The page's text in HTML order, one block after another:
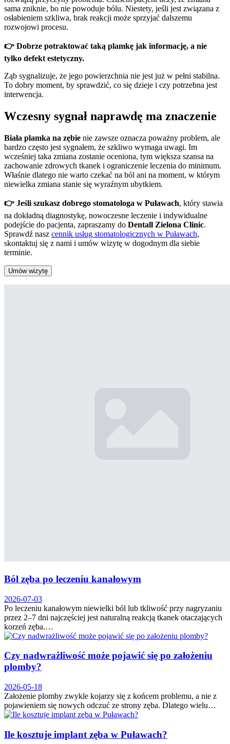
sama zniknie, bo nie powoduje bólu. Niestety, jeśli jest związana z
osłabieniem szkliwa, brak reakcji może sprzyjać dalszemu
rozwojowi procesu.
👉 Dobrze potraktować taką plamkę jak informację, a nie
tylko defekt estetyczny.
Ząb sygnalizuje, że jego powierzchnia nie jest już w pełni stabilna.
To dobry moment, by sprawdzić, co się dzieje i czy potrzebna jest
interwencja.
Wczesny sygnał naprawdę ma znaczenie
Biała plamka na zębie nie zawsze oznacza poważny problem, ale
bardzo często jest sygnałem, że szkliwo wymaga uwagi. Im
wcześniej taka zmiana zostanie oceniona, tym większa szansa na
zachowanie zdrowych tkanek i ograniczenie leczenia do minimum.
Właśnie dlatego nie warto czekać na ból ani na moment, w którym
niewielka zmiana stanie się wyraźnym ubytkiem.
👉 Jeśli szukasz dobrego stomatologa w Puławach, który stawia
na dokładną diagnostykę, nowoczesne leczenie i indywidualne
podejście do pacjenta, zapraszamy do Dentall Zielona Clinic.
Sprawdź nasz cennik usług stomatologicznych w Puławach,
skontaktuj się z nami i umów wizytę w dogodnym dla siebie
terminie.
Umów wizytę
Ból zęba po leczeniu kanałowym
2026-07-03
Po leczeniu kanałowym niewielki ból lub tkliwość przy nagryzaniu
przez 2–7 dni najczęściej jest naturalną reakcją tkanek otaczających
korzeń zęba.…
Czy nadwrażliwość może pojawić się po założeniu
plomby?
2026-05-18
Założenie plomby zwykle kojarzy się z końcem problemu, a nie z
pojawieniem się nowych odczuć ze strony zęba. Dlatego wielu…
Ile kosztuje implant zęba w Puławach?